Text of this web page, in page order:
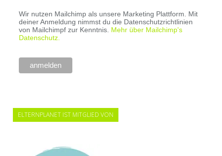
Wir nutzen Mailchimp als unsere Marketing Plattform. Mit
deiner Anmeldung nimmst du die Datenschutzrichtlinien
von Mailchimpf zur Kenntnis. Mehr über Mailchimp's
Datenschutz.
ELTERNPLANET IST MITGLIED VON